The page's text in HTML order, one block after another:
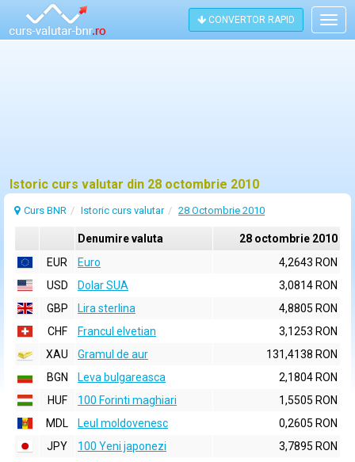
CONVERTOR RAPID
Istoric curs valutar din 28 octombrie 2010
Curs BNR Istoric curs valutar 28 Octombrie 2010
Denumire valuta
28 octombrie 2010
EUR
Euro
4,2643 RON
USD
Dolar SUA
3,0814 RON
GBP
Lira sterlina
4,8805 RON
CHF
Francul elvetian
3,1253 RON
XAU
Gramul de aur
131,4138 RON
BGN
Leva bulgareasca
2,1804 RON
HUF
100 Forinti maghiari
1,5505 RON
MDL
Leul moldovenesc
0,2605 RON
JPY
100 Yeni japonezi
3,7895 RON